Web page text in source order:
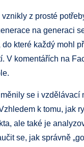
z prosté
na generaci
které každý mohl
V komentářích na
se i
k tomu, jak
ale také je
se, jak správně